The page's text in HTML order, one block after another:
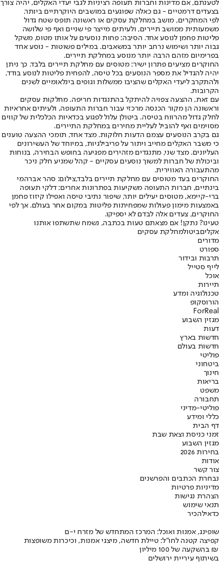
לטענתם, אם מדינות וחברות תעופה רציניות לגבי יעדי האקלים, יהיה צורך
בצעדים דרמטיים - גם כאלה שפוגעים במושבים היוקרתיים ביותר.
לפי המחקרים, מושב במחלקת עסקים או ראשונה תופס שטח גדול
משמעותית ממושב תיירים, ולעיתים מייצר פי שניים ואף פי שלושה
פליטות פחמן לנוסע אחד. הסיבה: פחות נוסעים על אותו מטוס, משקל
גבוה יותר ושימוש נרחב יותר במשאבים. במילים פשוטות - נוסע אחד
בפרימיום מזהם הרבה יותר מנוסע במחלקת תיירים.
החוקרים מציעים פתרון ישיר: מטוסים עם מחלקת תיירים בלבד. כך ניתן
יהיה להגדיל את מספר הנוסעים בכל טיסה, להפחית פליטות לנוסע בודד,
ולהתקרב ליעדי האקלים שהציבו ממשלות וגופים בינלאומיים לשנים
הקרובות.
עם זאת, ההצעה צפויה להיתקל בהתנגדות חריפה. מחלקות עסקים
וראשונה הן מקור הכנסה מרכזי עבור חברות התעופה, ולעיתים אחראיות
לחלק גדול מהרווח בטיסה. ביטולן עלול לפגוע בכדאיות הכלכלית של קווים
מסוימים ואף להוביל לעליית מחירים במחלקת התיירים.
גם בקרב הנוסעים עצמם הדעות חלוקות. מצד אחד, תומכי ההצעה טוענים
כי משבר האקלים מחייב ויתור על פריבילגיות, במיוחד של העשירונים
העליונים. מצד שני, מתנגדים מזהירים מפגיעה בחופש הבחירה, בנוחות
וביכולת של חברות למשוך נוסעים עסקיים - קהל שמניע חלק ניכר
מהתעבורה האווירית.
החוקרים בעד מטוסים עם מחלקת תיירים בלבד,צילום: סהר אברהמי
בינתיים, חברות התעופה משקיעות בפתרונות אחרים: דלקי תעופה
ברי-קיימא, מטוסים יעילים יותר, שיפור נתיבי טיסה ואפילו קיזוז פחמן
באמצעות מימון פעולות שמפחיתות פליטות במקום אחר בעולם. אך לפי
החוקרים, צעדים אלה לבדם לא יספיקו.
טעינו? נתקן! אם מצאתם טעות בכתבה, נשמח שתשתפו אותנו
אקליםביטולמחלקת עסקים
מדורים
ספורט
תרבות ובידור
לייף סטייל
אוכל
תיירות
טכנולוגיה ומדע
הורוסקופ
ForReal
מגזין השבוע
דעות
חדשות בארץ
חדשות בעולם
פוליטי
ביטחוני
חינוך
בריאות
משפט
תחבורה
פוליטי-מדיני
כללי ומידע
דף הבית
זמני כניסת וצאת שבת
מגזין השבוע
בחירות 2026
אודות
צור קשר
נבחרת הכתבים והפרשנים
מדיניות פרטיות
הצהרת נגישות
תנאי שימוש
כדאילהכיר
שופינג, אמנות ואוכל: המרכז המתחדש של מזרח י-ם
קפיצה קטנה לחו"ל: טיילת חדשה, מיצגי אמנות, וכיכרות משופצות
בהשקעה של 100 מיליון ₪
בשיתוף עיריית ירושלים